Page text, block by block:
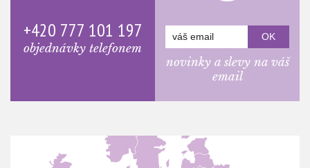
+420 777 101 197
objednávky telefonem
novinky a slevy na váš
email